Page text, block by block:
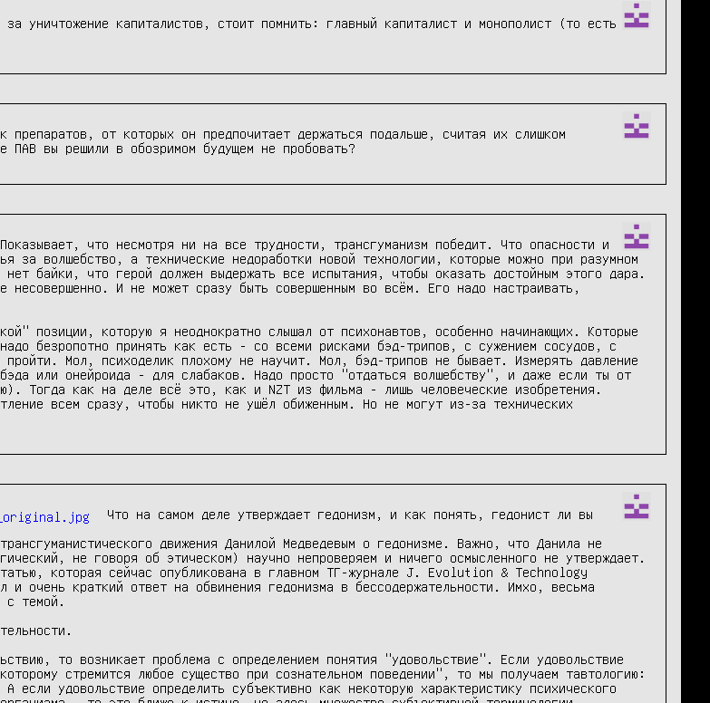
уничтожение капиталистов, стоит помнить: главный капиталист и монополист (то есть
от которых он предпочитает держаться подальше, считая их слишком
ПАВ вы решили в обозримом будущем не пробовать?
что несмотря ни на все трудности, трансгуманизм победит. Что опасности и
за волшебство, а технические недоработки новой технологии, которые можно при разумном
байки, что герой должен выдержать все испытания, чтобы оказать достойным этого дара.
несовершенно. И не может сразу быть совершенным во всём. Его надо настраивать,
позиции, которую я неоднократно слышал от психонавтов, особенно начинающих. Которые
безропотно принять как есть - со всеми рисками бэд-трипов, с сужением сосудов, с
Мол, психоделик плохому не научит. Мол, бэд-трипов не бывает. Измерять давление
или онейроида - для слабаков. Надо просто "отдаться волшебству", и даже если ты от
Тогда как на деле всё это, как и NZT из фильма - лишь человеческие изобретения.
всем сразу, чтобы никто не ушёл обиженным. Но не могут из-за технических
Что на самом деле утверждает гедонизм, и как понять, гедонист ли вы
движения Данилой Медведевым о гедонизме. Важно, что Данила не
не говоря об этическом) научно непроверяем и ничего осмысленного не утверждает.
которая сейчас опубликована в главном ТГ-журнале J. Evolution & Technology
очень краткий ответ на обвинения гедонизма в бессодержательности. Имхо, весьма
темой.
то возникает проблема с определением понятия "удовольствие". Если удовольствие
стремится любое существо при сознательном поведении", то мы получаем тавтологию:
удовольствие определить субъективно как некоторую характеристику психического